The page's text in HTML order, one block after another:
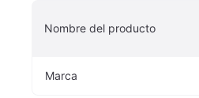
Nombre del producto
Marca